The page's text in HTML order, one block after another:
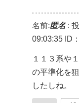
名前:匿名:
09:03:35 ID
１１３系や
の平準化を
したしね。